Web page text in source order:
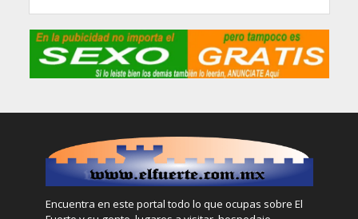
Encuentra en este portal todo lo que ocupas sobre El